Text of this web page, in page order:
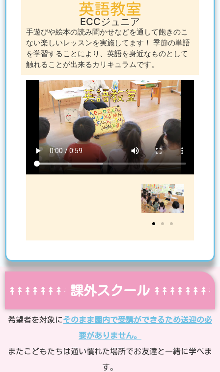
英語教室
ECCジュニア
手遊びや絵本の読み聞かせなどを通して飽きのこ
ない楽しいレッスンを実施してます！ 季節の単語
を学習することにより、英語を身近なものとして
触れることが出来るカリキュラムです。
課外スクール
希望者を対象にそのまま園内で受講ができるため送迎の必
要がありません。
またこどもたちは通い慣れた場所でお友達と一緒に学べま
す。